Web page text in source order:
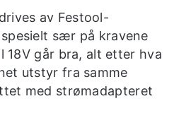
av Festool-
sær på kravene
18V går bra, alt etter hva
utstyr fra samme
med strømadapteret